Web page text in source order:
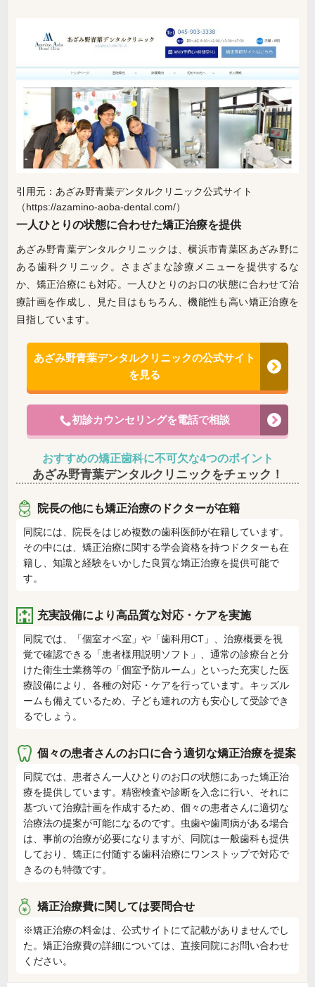
引用元：あざみ野青葉デンタルクリニック公式サイト
（https://azamino-aoba-dental.com/）
一人ひとりの状態に合わせた矯正治療を提供
あざみ野青葉デンタルクリニックは、横浜市青葉区あざみ野に
ある歯科クリニック。さまざまな診療メニューを提供するな
か、矯正治療にも対応。一人ひとりのお口の状態に合わせて治
療計画を作成し、見た目はもちろん、機能性も高い矯正治療を
目指しています。
あざみ野青葉デンタルクリニックの公式サイト
を見る
初診カウンセリングを電話で相談
おすすめの矯正歯科に不可欠な4つのポイント
あざみ野青葉デンタルクリニックをチェック！
院長の他にも矯正治療のドクターが在籍
同院には、院長をはじめ複数の歯科医師が在籍しています。
その中には、矯正治療に関する学会資格を持つドクターも在
籍し、知識と経験をいかした良質な矯正治療を提供可能で
す。
充実設備により高品質な対応・ケアを実施
同院では、「個室オペ室」や「歯科用CT」、治療概要を視
覚で確認できる「患者様用説明ソフト」、通常の診療台と分
けた衛生士業務等の「個室予防ルーム」といった充実した医
療設備により、各種の対応・ケアを行っています。キッズル
ームも備えているため、子ども連れの方も安心して受診でき
るでしょう。
個々の患者さんのお口に合う適切な矯正治療を提案
同院では、患者さん一人ひとりのお口の状態にあった矯正治
療を提供しています。精密検査や診断を入念に行い、それに
基づいて治療計画を作成するため、個々の患者さんに適切な
治療法の提案が可能になるのです。虫歯や歯周病がある場合
は、事前の治療が必要になりますが、同院は一般歯科も提供
しており、矯正に付随する歯科治療にワンストップで対応で
きるのも特徴です。
矯正治療費に関しては要問合せ
※矯正治療の料金は、公式サイトにて記載がありませんでし
た。矯正治療費の詳細については、直接同院にお問い合わせ
ください。